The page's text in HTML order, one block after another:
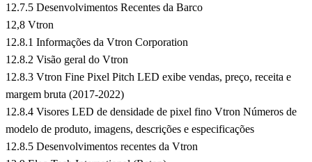
12.7.5 Desenvolvimentos Recentes da Barco
12,8 Vtron
12.8.1 Informações da Vtron Corporation
12.8.2 Visão geral do Vtron
12.8.3 Vtron Fine Pixel Pitch LED exibe vendas, preço, receita e
margem bruta (2017-2022)
12.8.4 Visores LED de densidade de pixel fino Vtron Números de
modelo de produto, imagens, descrições e especificações
12.8.5 Desenvolvimentos recentes da Vtron